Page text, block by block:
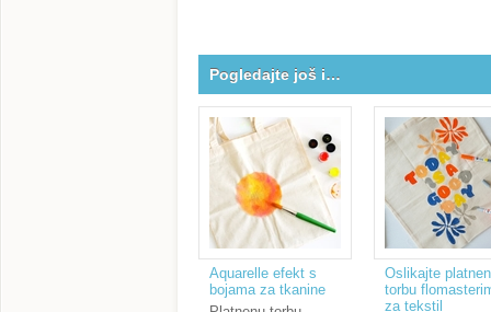
Pogledajte još i…
Aquarelle efekt s
bojama za tkanine
Oslikajte
torbu
za tekstil